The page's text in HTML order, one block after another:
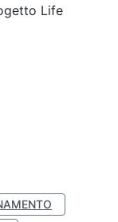
Life